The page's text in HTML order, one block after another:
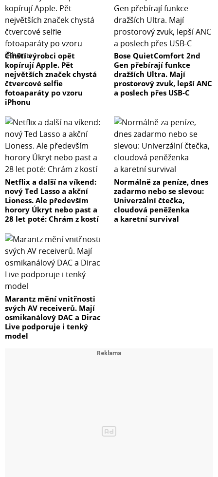
Čínští výrobci opět
kopírují Apple. Pět
největších značek chystá
čtvercové selfie
fotoaparáty po vzoru
iPhonu
Bose QuietComfort 2nd
Gen přebírají funkce
dražších Ultra. Mají
prostorový zvuk, lepší ANC
a poslech přes USB-C
Netflix a další na víkend:
nový Ted Lasso a akční
Lioness. Ale především
horory Úkryt nebo past a
28 let poté: Chrám z kostí
Normálně za peníze, dnes
zadarmo nebo se slevou:
Univerzální čtečka,
cloudová peněženka
a karetní survival
Marantz mění vnitřnosti
svých AV receiverů. Mají
osmikanálový DAC a Dirac
Live podporuje i tenký
model